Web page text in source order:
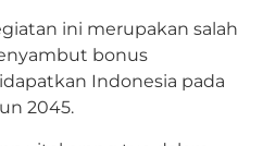
ini merupakan salah
bonus
Indonesia pada
2045.